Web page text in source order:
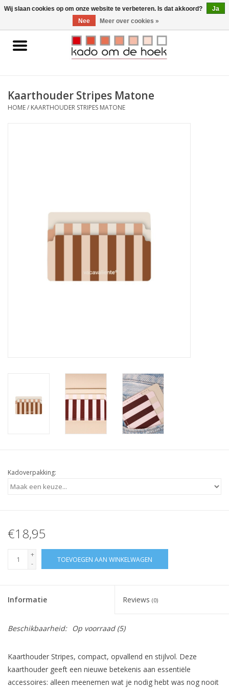
0 Artikelen - €0,00
Home
Gadgets
Kaarthouder Stripes Matone
HOME/ KAARTHOUDER STRIPES MATONE
Kadoverpakking:
€18,95
+
-
TOEVOEGEN AAN WINKELWAGEN
Informatie Reviews (0)
Beschikbaarheid: Op voorraad(5)
Kaarthouder Stripes, compact, opvallend en stijlvol. Deze
kaarthouder geeft een nieuwe betekenis aan essentiële
accessoires: alleen meenemen wat je nodig hebt was nog nooit
Wij slaan cookies op om onze website te verbeteren. Is dat akkoord?
Ja
Nee
Meer over cookies »